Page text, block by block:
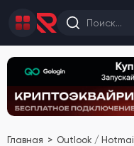
Главная Outlook / Hotmail